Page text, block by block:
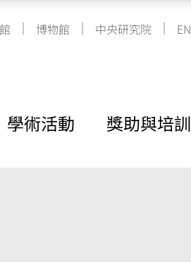
| 博物館 | 中央研究院 | EN
學術活動 獎助與培訓